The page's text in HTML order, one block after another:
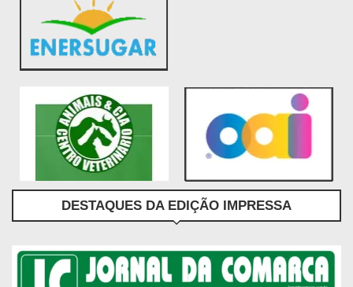
DESTAQUES DA EDIÇÃO IMPRESSA